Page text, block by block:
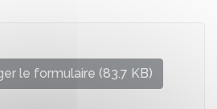
le formulaire (83.7 KB)